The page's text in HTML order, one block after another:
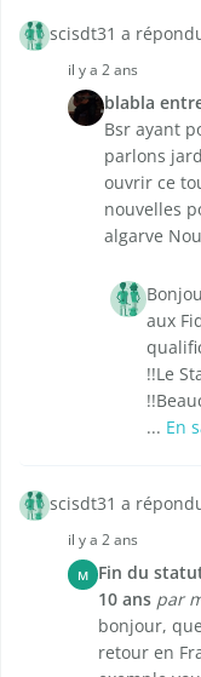
scisdt31 a
il y a 2 ans
blabla
Bsr ayant
parlons
ouvrir ce
nouvelles
algarve
aux
!!Le
... En
scisdt31 a
il y a 2 ans
M
Fin du
10 ans par
bonjour,
retour en